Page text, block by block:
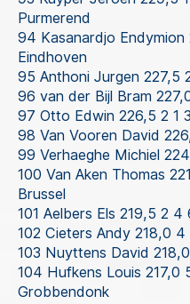
Purmerend
94 Kasanardjo
Eindhoven
95 Anthoni Jurgen 227,5
96 van der Bijl Bram
97 Otto Edwin 226,5 2 1
98 Van Vooren David
99 Verhaeghe Michiel
100 Van Aken Thomas
Brussel
101 Aelbers Els 219,5 2
102 Cieters Andy 218,0
103 Nuyttens David
104 Hufkens Louis 217,0
Grobbendonk